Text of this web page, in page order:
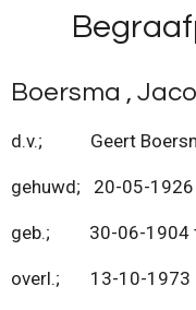
naar
de
hoofdinhoud
Boersma ,
d.v.; Geert
gehuwd; 20-05-1926
geb.; 30-06-1904
overl.; 13-10-1973